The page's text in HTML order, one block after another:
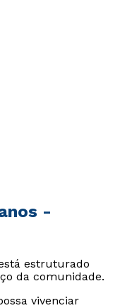
-
estruturado
da comunidade.
vivenciar